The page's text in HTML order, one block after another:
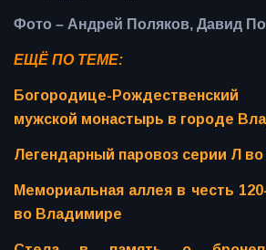
Фото – Андрей Поляков, Давид
ЕЩЁ ПО ТЕМЕ:
Богородице-
мужской монастырь в городе
Легендарный паровоз серии Л
Мемориальная аллея в честь
во Владимире